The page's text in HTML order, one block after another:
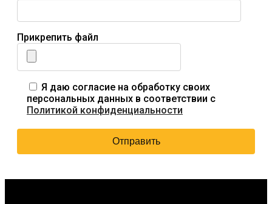
Прикрепить файл
Я даю согласие на обработку своих
персональных данных в соответствии с
Политикой конфиденциальности